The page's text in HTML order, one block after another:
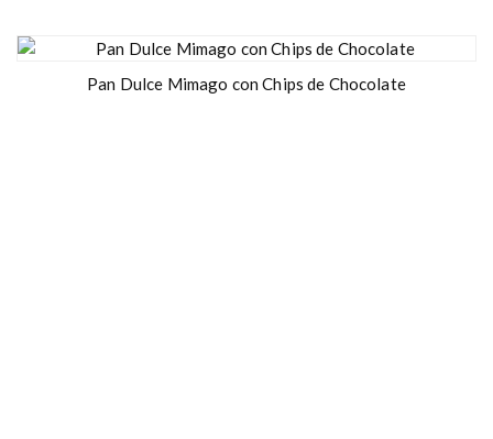
Pan Dulce Mimago con Chips de Chocolate